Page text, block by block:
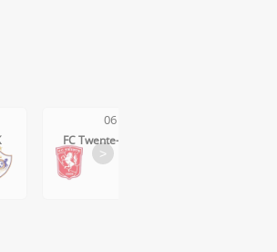
06 Ağustos
FC Twente-Dunajska Streda
>